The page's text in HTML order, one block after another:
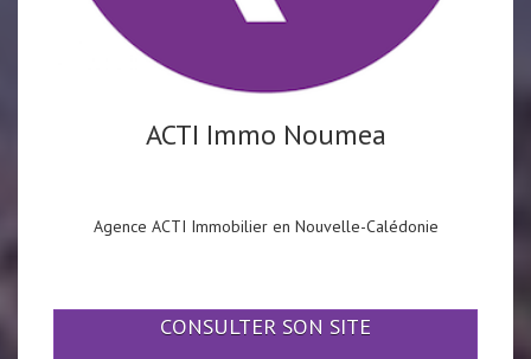
ACTI Immo Noumea
Agence ACTI Immobilier en Nouvelle-Calédonie
CONSULTER SON SITE